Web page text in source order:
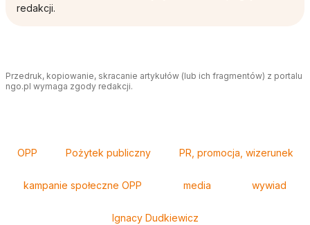
redakcji.
Przedruk, kopiowanie, skracanie artykułów (lub ich fragmentów) z portalu
ngo.pl wymaga zgody redakcji.
OPP Pożytek publiczny PR, promocja, wizerunek
kampanie społeczne OPP media wywiad
Ignacy Dudkiewicz